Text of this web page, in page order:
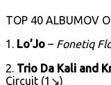
TOP 40 ALBUMOV
1. Lo’Jo – Fonetiq
2. Trio Da Kali and
Circuit (1↘)